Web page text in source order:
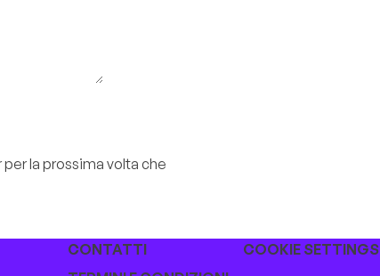
la prossima volta che
CONTATTI
COOKIE SETTINGS